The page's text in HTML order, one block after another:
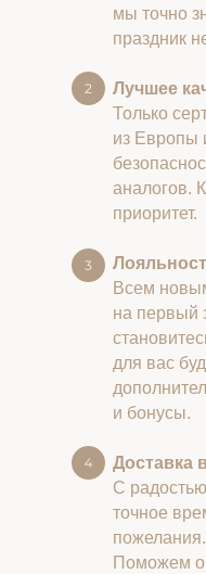
мы точно
праздник
Лучшее
Только
из Европы
аналогов.
приоритет.
Всем
на первый
для вас
и бонусы.
Доставка
С
точное
пожелания.
Поможем